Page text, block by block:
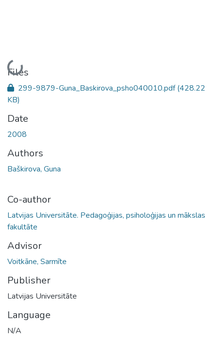
Loading...
Files
299-9879-Guna_Baskirova_psho040010.pdf(428.22
KB)
Date
2008
Authors
Baškirova, Guna
Co-author
Latvijas Universitāte. Pedagoģijas, psiholoģijas un mākslas
fakultāte
Advisor
Voitkāne, Sarmīte
Publisher
Latvijas Universitāte
Language
N/A